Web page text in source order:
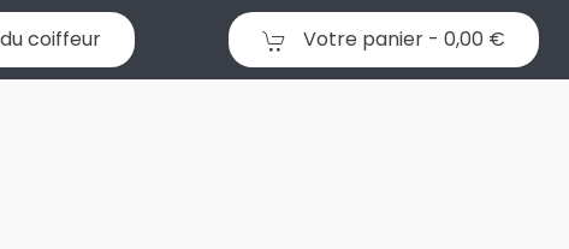
coiffeur Votre panier - 0,00 €